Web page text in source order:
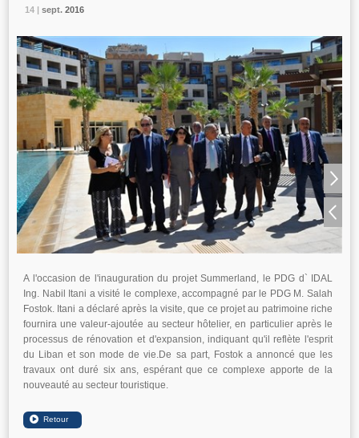
14 | sept. 2016
14 | sept. 2016
14 | sept. 2016
14 | sept. 2016
A l'occasion de l'inauguration du projet Summerland, le PDG d` IDAL
Ing. Nabil Itani a visité le complexe, accompagné par le PDG M. Salah
Fostok. Itani a déclaré après la visite, que ce projet au patrimoine riche
fournira une valeur-ajoutée au secteur hôtelier, en particulier après le
processus de rénovation et d'expansion, indiquant qu'il reflète l'esprit
du Liban et son mode de vie.De sa part, Fostok a annoncé que les
travaux ont duré six ans, espérant que ce complexe apporte de la
nouveauté au secteur touristique.